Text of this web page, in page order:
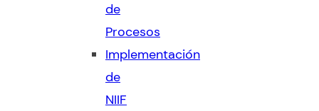
de
Procesos
Implementación
de
NIIF